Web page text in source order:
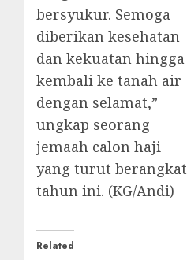
bersyukur. Semoga
diberikan kesehatan
dan kekuatan hingga
kembali ke tanah air
dengan selamat,”
ungkap seorang
jemaah calon haji
yang turut berangkat
tahun ini. (KG/Andi)
Related